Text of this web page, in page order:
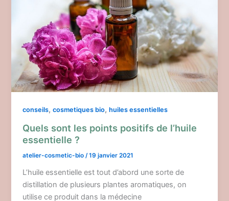
conseils,cosmetiques bio,huiles essentielles
Quels sont les points positifs de l’huile
essentielle ?
atelier-cosmetic-bio /19 janvier 2021
L’huile essentielle est tout d’abord une sorte de
distillation de plusieurs plantes aromatiques, on
utilise ce produit dans la médecine